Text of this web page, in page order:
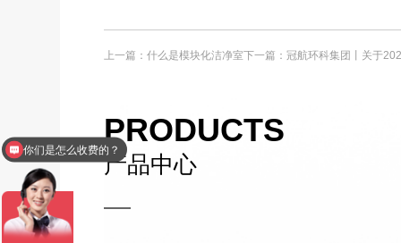
上一篇：什么是模块化洁净室下一篇：冠航环科集团丨关于
PRODUCTS
产品中心
你们是怎么收费的？